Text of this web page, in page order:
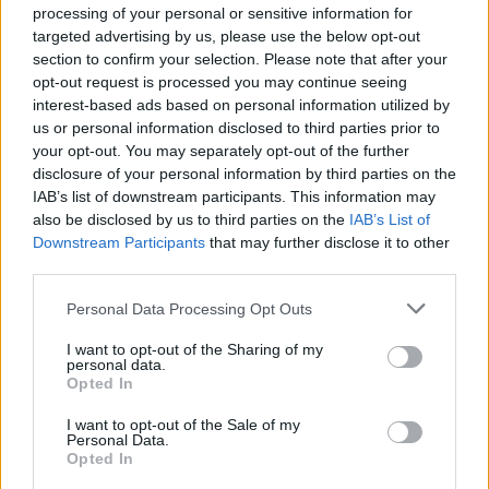
processing of your personal or sensitive information for
targeted advertising by us, please use the below opt-out
section to confirm your selection. Please note that after your
opt-out request is processed you may continue seeing
interest-based ads based on personal information utilized by
us or personal information disclosed to third parties prior to
your opt-out. You may separately opt-out of the further
disclosure of your personal information by third parties on the
IAB’s list of downstream participants. This information may
also be disclosed by us to third parties on the IAB’s List of
Downstream Participants that may further disclose it to other
Please note that this website/app uses one or more Google
not limited to your visit or usage behaviour. You may click to
grant or deny consent to Google and its third-party tags to
use your data for below specified purposes in below Google
consent section.
Personal Data Processing Opt Outs
I want to opt-out of the Sharing of my
personal data.
Opted In
I want to opt-out of the Sale of my
Personal Data.
Opted In
támogatása?
Az innováció ösztönzése
A kortárs művészet támogatása lehetőséget ad arra,
hogy új technikák és irányzatok születhessenek. Az
olyan művészeti fesztiválok, mint a Velencei
Biennále, bemutatják a legfrissebb trendeket és
inspirációt nyújtanak a jövő alkotói számára.
Társadalmi tudatosság növelése
problémák kommunikálására. Az alkotások ereje
cselekvésre ösztönzik a közönséget.
Gazdasági előnyök
A kortárs művészet jelentős gazdasági értéket
képvisel. A művészeti aukciók, galériák és